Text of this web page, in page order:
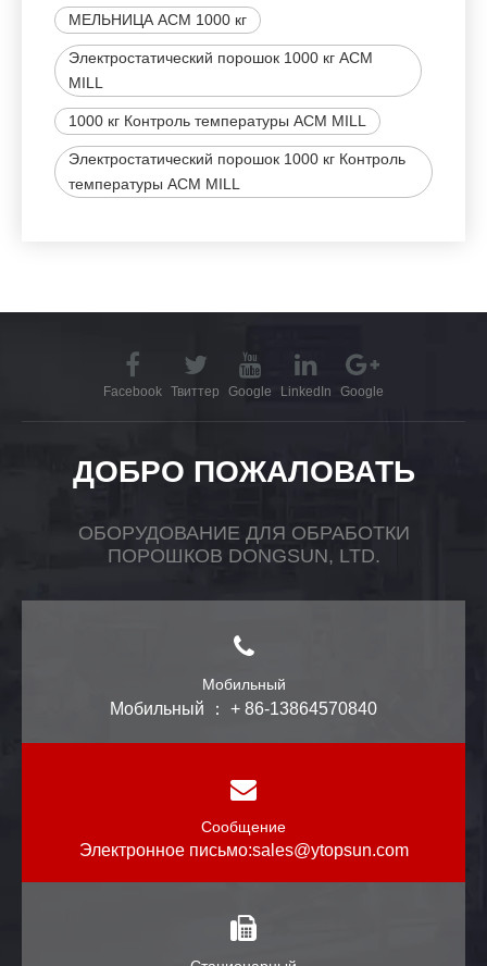
МЕЛЬНИЦА ACM 1000 кг
Электростатический порошок 1000 кг ACM
MILL
1000 кг Контроль температуры ACM MILL
Электростатический порошок 1000 кг Контроль
температуры ACM MILL
Facebook Твиттер Google LinkedIn Google
ДОБРО ПОЖАЛОВАТЬ
ОБОРУДОВАНИЕ ДЛЯ ОБРАБОТКИ
ПОРОШКОВ DONGSUN, LTD.
Мобильный
Мобильный ： + 86-13864570840
Сообщение
Электронное письмо:sales@ytopsun.com